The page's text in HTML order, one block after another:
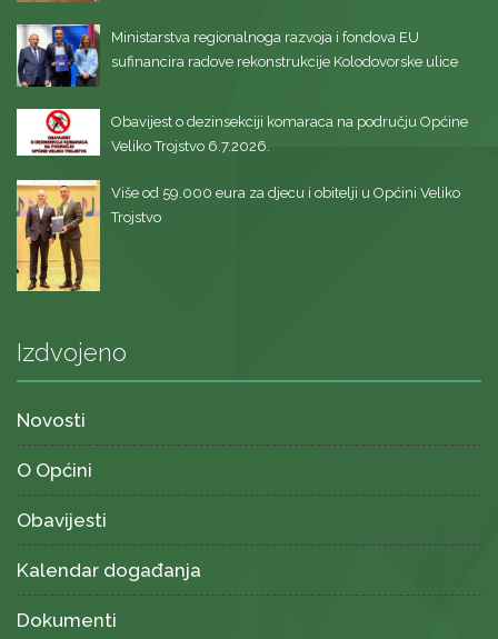
Ministarstva regionalnoga razvoja i fondova EU
sufinancira radove rekonstrukcije Kolodovorske ulice
Obavijest o dezinsekciji komaraca na području Općine
Veliko Trojstvo 6.7.2026.
Više od 59.000 eura za djecu i obitelji u Općini Veliko
Trojstvo
Izdvojeno
Novosti
O Općini
Obavijesti
Kalendar događanja
Dokumenti